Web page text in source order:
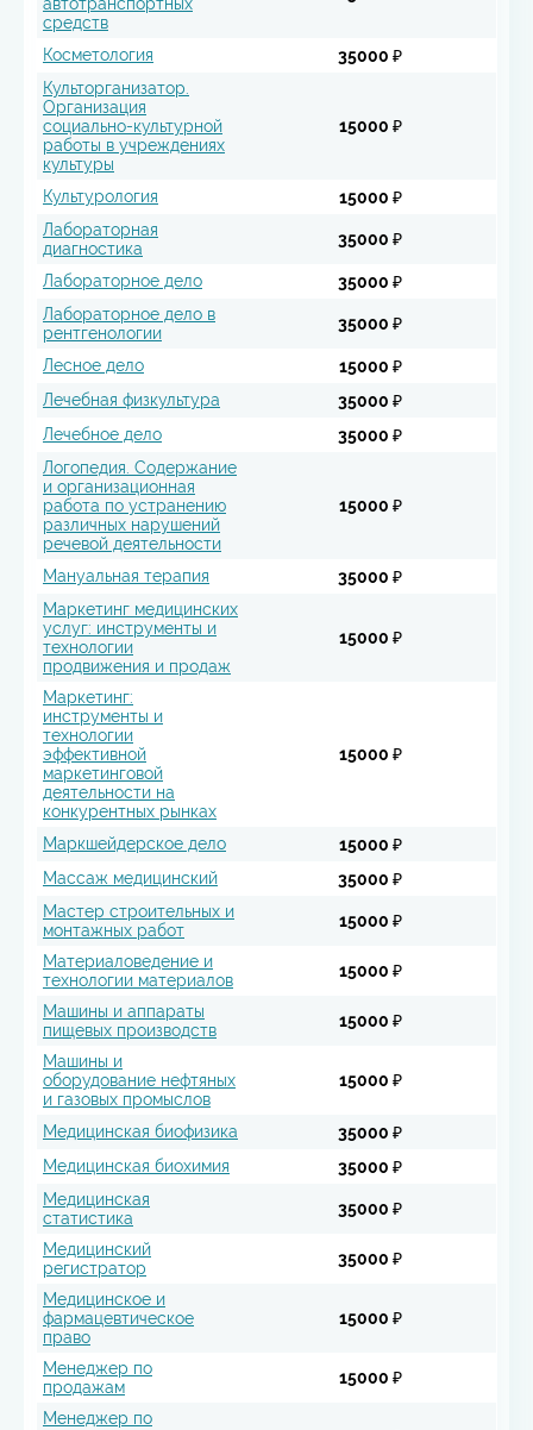
средств
Косметология
35000 ₽
Культорганизатор.
Организация
социально-культурной
работы в учреждениях
культуры
15000 ₽
Культурология
15000 ₽
Лабораторная
диагностика
35000 ₽
Лабораторное дело
35000 ₽
Лабораторное дело в
рентгенологии
35000 ₽
Лесное дело
15000 ₽
Лечебная физкультура
35000 ₽
Лечебное дело
35000 ₽
Логопедия. Содержание
и организационная
работа по устранению
различных нарушений
речевой деятельности
15000 ₽
Мануальная терапия
35000 ₽
Маркетинг медицинских
услуг: инструменты и
технологии
продвижения и продаж
15000 ₽
Маркетинг:
инструменты и
технологии
эффективной
маркетинговой
деятельности на
конкурентных рынках
15000 ₽
Маркшейдерское дело
15000 ₽
Массаж медицинский
35000 ₽
Мастер строительных и
монтажных работ
15000 ₽
Материаловедение и
технологии материалов
15000 ₽
Машины и аппараты
пищевых производств
15000 ₽
Машины и
оборудование нефтяных
и газовых промыслов
15000 ₽
Медицинская биофизика
35000 ₽
Медицинская биохимия
35000 ₽
Медицинская
статистика
35000 ₽
Медицинский
регистратор
35000 ₽
Медицинское и
фармацевтическое
право
15000 ₽
Менеджер по
продажам
15000 ₽
Менеджер по